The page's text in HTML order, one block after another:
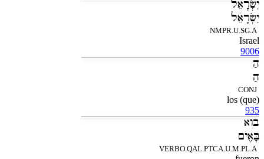
יִשְׂרָאֵל
יִשְׂרָאֵ֔ל
NMPR.U.SG.A
Israel
9006
הַ
הַ
CONJ
los (que)
935
בוא
בָּאִ֖ים
VERBO.QAL.PTCA.U.M.PL.A